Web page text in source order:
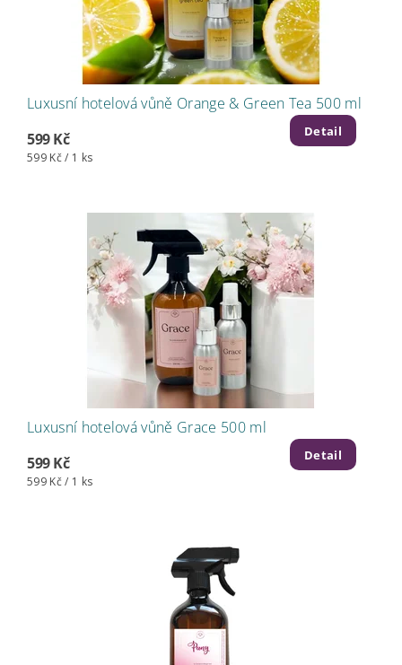
Luxusní hotelová vůně Orange & Green Tea 500 ml
599 Kč
599 Kč / 1 ks
Detail
Luxusní hotelová vůně Grace 500 ml
599 Kč
599 Kč / 1 ks
Detail